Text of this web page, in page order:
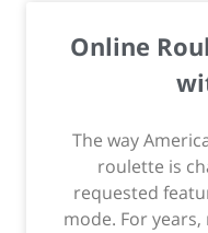
Online
The way
roulette is
requested
mode. For